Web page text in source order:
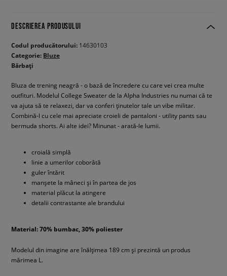
DESCRIEREA PRODUSULUI
Codul producătorului: 14630103
Categorie: Bluze
Bărbați
Bluza de trening neagră - o bază de încredere cu care vei crea multe
outfituri. Modelul College Sweater de la Alpha Industries nu numai că te
va ajuta să te relaxezi, dar va conferi ținutelor tale un vibe militar.
Combină-l cu cele mai apreciate croieli de pantaloni - utility pants sau
bermuda shorts. Ai alte idei? Minunat - arată-le lumii.
croială simplă
linie a umerilor coborâtă
guler întărit
manșete la mâneci și în partea de jos
material plăcut la atingere
detalii contrastante ale brandului
Material: 70% bumbac, 30% poliester
Modelul din imagine are înălțimea 189 cm și prezintă un produs
mărimea L.